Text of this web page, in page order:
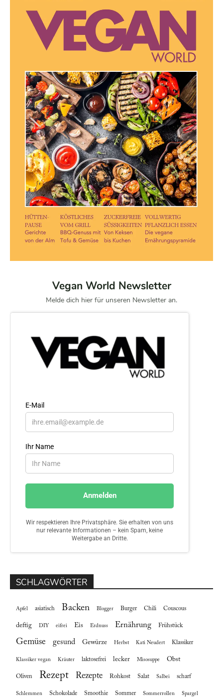
Vegan World Newsletter
Melde dich hier für unseren Newsletter an.
SCHLAGWÖRTER
Apfel asiatisch Backen Blogger Burger Chili Couscous
deftig DIY eifrei Eis Erdnuss Ernährung Frühstück
Gemüse gesund Gewürze Herbst Kati Neudert Klassiker
Klassiker vegan Kräuter laktosefrei lecker Misosuppe Obst
Oliven Rezept Rezepte Rohkost Salat Salbei scharf
Schlemmen Schokolade Smoothie Sommer Sommerrollen Spargel